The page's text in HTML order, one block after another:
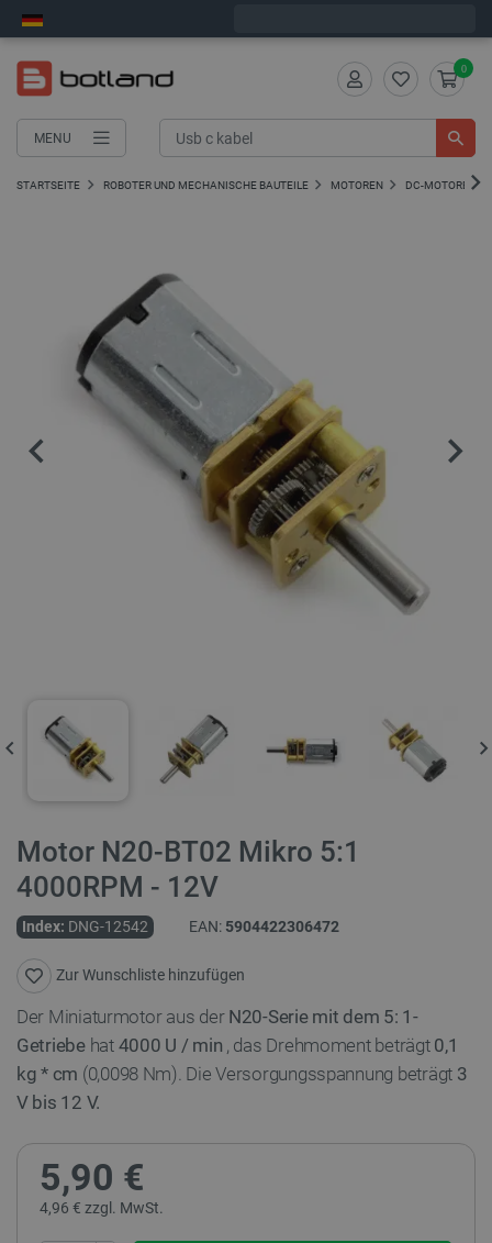
MENU
0
STARTSEITE ROBOTER UND MECHANISCHE BAUTEILE MOTOREN DC-MOTOREN
Motor N20-BT02 Mikro 5:1
4000RPM - 12V
Index: DNG-12542 EAN: 5904422306472
Zur Wunschliste hinzufügen
Der Miniaturmotor aus der N20-Serie mit dem 5: 1-
Getriebehat 4000 U / min , das Drehmoment beträgt 0,1
kg * cm (0,0098 Nm). Die Versorgungsspannung beträgt 3
V bis 12 V.
5,90 €
4,96 € zzgl. MwSt.